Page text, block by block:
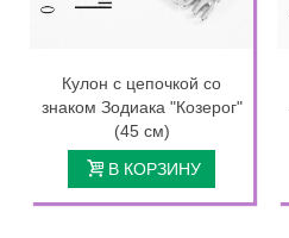
Кулон с цепочкой со
знаком Зодиака "Козерог"
(45 см)
В КОРЗИНУ